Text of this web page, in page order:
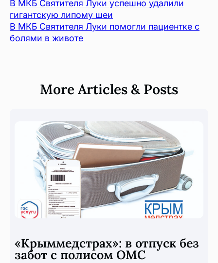
В МКБ Святителя Луки успешно удалили
гигантскую липому шеи
В МКБ Святителя Луки помогли пациентке с
болями в животе
More Articles & Posts
«Крыммедстрах»: в отпуск без
забот с полисом ОМС